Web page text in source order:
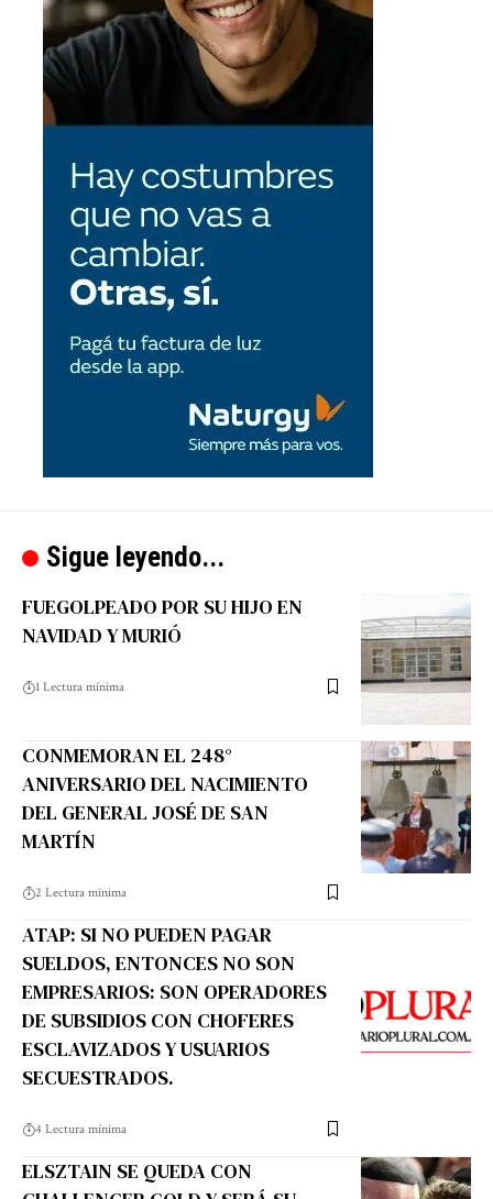
Sigue leyendo...
FUEGOLPEADO POR SU HIJO EN
NAVIDAD Y MURIÓ
1 Lectura mínima
CONMEMORAN EL 248°
ANIVERSARIO DEL NACIMIENTO
DEL GENERAL JOSÉ DE SAN
MARTÍN
2 Lectura mínima
ATAP: SI NO PUEDEN PAGAR
SUELDOS, ENTONCES NO SON
EMPRESARIOS: SON OPERADORES
DE SUBSIDIOS CON CHOFERES
ESCLAVIZADOS Y USUARIOS
SECUESTRADOS.
4 Lectura mínima
ELSZTAIN SE QUEDA CON